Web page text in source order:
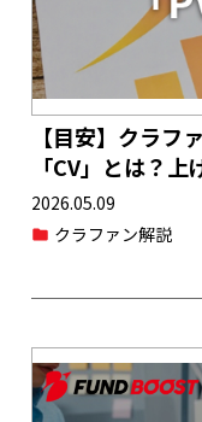
【目安】クラフ
「CV」とは？
2026.05.09
クラファン解説